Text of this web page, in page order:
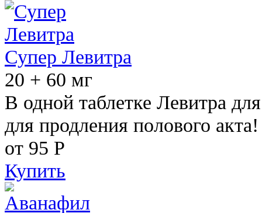
Супер Левитра
20 + 60 мг
В одной таблетке Левитра
для продления полового акта!
от 95 Р
Купить